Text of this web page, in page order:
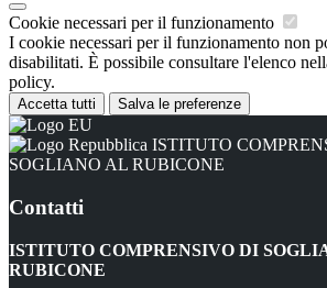
Cookie necessari per il funzionamento
I cookie necessari per il funzionamento non
disabilitati. È possibile consultare l'elenco
policy.
Accetta tutti Salva le preferenze
ISTITUTO
SOGLIANO AL RUBICONE
Contatti
ISTITUTO COMPRENSIVO DI
RUBICONE